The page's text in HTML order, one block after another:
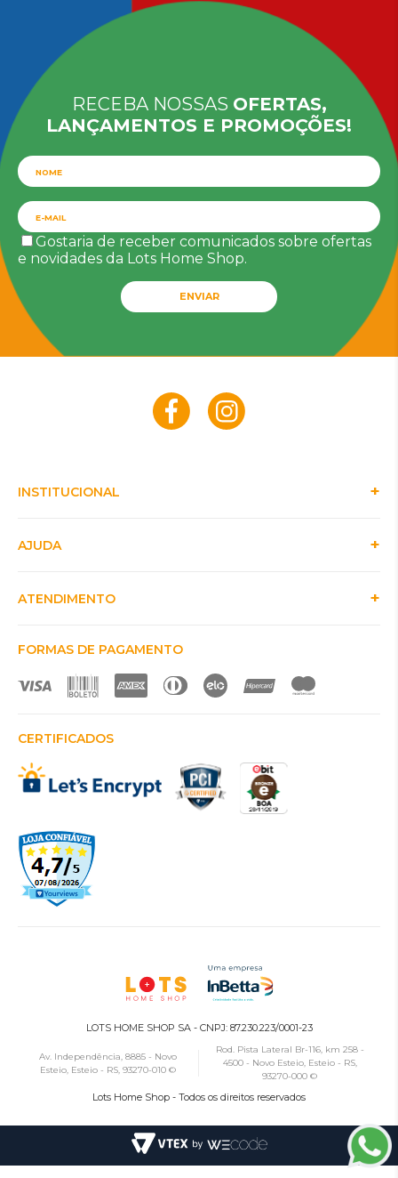
RECEBA NOSSAS OFERTAS,
LANÇAMENTOS E PROMOÇÕES!
Gostaria de receber comunicados sobre ofertas
e novidades da Lots Home Shop.
ENVIAR
INSTITUCIONAL
AJUDA
ATENDIMENTO
FORMAS DE PAGAMENTO
CERTIFICADOS
LOTS HOME SHOP SA - CNPJ: 87.230.223/0001-23
Av. Independência, 8885 - Novo
Esteio, Esteio - RS, 93270-010 ©
Rod. Pista Lateral Br-116, km 258 -
4500 - Novo Esteio, Esteio - RS,
93270-000 ©
Lots Home Shop - Todos os direitos reservados